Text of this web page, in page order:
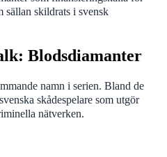
sällan skildrats i svensk
Blodsdiamanter
namn i serien. Bland de
skådespelare som utgör
nätverken.